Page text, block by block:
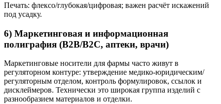
Печать: флексо/глубокая/цифровая; важен расчёт искажений
под усадку.
6) Маркетинговая и информационная
полиграфия (B2B/B2C, аптеки, врачи)
Маркетинговые носители для фармы часто живут в
регуляторном контуре: утверждение медико-юридическим/
регуляторным отделом, контроль формулировок, ссылок и
дисклеймеров. Технически это широкая группа изделий с
разнообразием материалов и отделки.